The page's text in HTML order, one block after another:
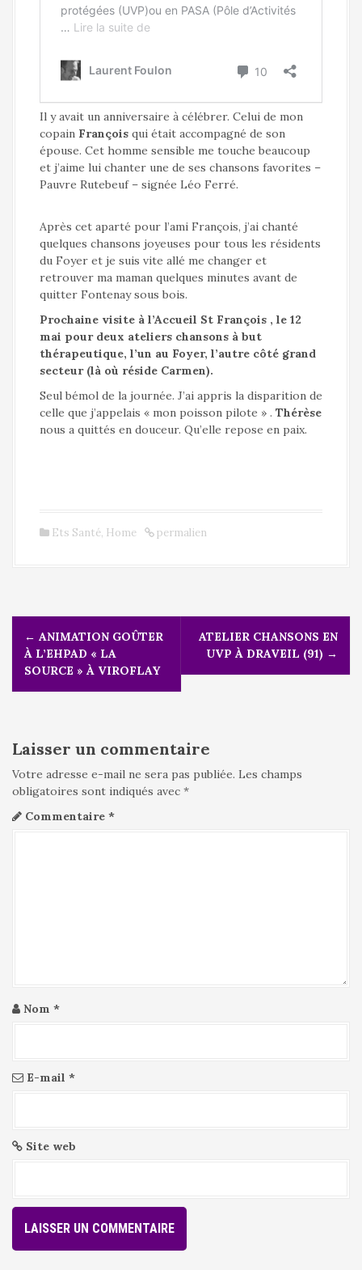
Il y avait un anniversaire à célébrer. Celui de mon
copain François qui était accompagné de son
épouse. Cet homme sensible me touche beaucoup
et j’aime lui chanter une de ses chansons favorites –
Pauvre Rutebeuf – signée Léo Ferré.
Après cet aparté pour l’ami François, j’ai chanté
quelques chansons joyeuses pour tous les résidents
du Foyer et je suis vite allé me changer et
retrouver ma maman quelques minutes avant de
quitter Fontenay sous bois.
Prochaine visite à l’Accueil St François , le 12
mai pour deux ateliers chansons à but
thérapeutique, l’un au Foyer, l’autre côté grand
secteur (là où réside Carmen).
Seul bémol de la journée. J’ai appris la disparition de
celle que j’appelais « mon poisson pilote » . Thérèse
nous a quittés en douceur. Qu’elle repose en paix.
Ets Santé, Home permalien
g
i
o
n
d
e
← ANIMATION GOÛTER
À L’EHPAD « LA
SOURCE » À VIROFLAY
ATELIER CHANSONS EN
UVP À DRAVEIL (91) →
Laisser un commentaire
Votre adresse e-mail ne sera pas publiée. Les champs
obligatoires sont indiqués avec *
Commentaire *
Nom *
E-mail *
Site web